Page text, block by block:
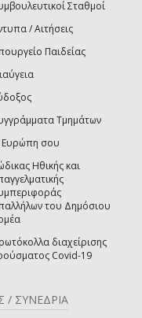
Σταθμοί
/ Αιτήσεις
Παιδείας
Τμημάτων
σου
Ηθικής και
του Δημόσιου
διαχείρισης
Covid-19
/ ΣΥΝΕΔΡΙΑ